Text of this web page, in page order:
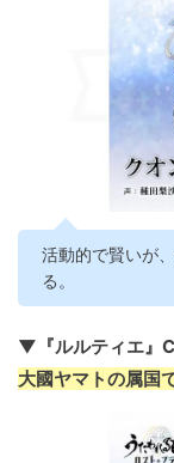
活動的で賢いが
る。
▼『ルルティエ』
大國ヤマトの属国